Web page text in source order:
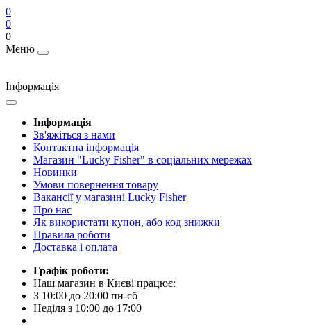
0
0
0
Меню
Інформація
Інформація
Зв'яжіться з нами
Контактна інформація
Магазин "Lucky Fisher" в соціальних мережах
Новинки
Умови повернення товару
Вакансії у магазині Lucky Fisher
Про нас
Як використати купон, або код знижки
Правила роботи
Доставка і оплата
Графік роботи:
Наш магазин в Києві працює:
З 10:00 до 20:00 пн-сб
Неділя з 10:00 до 17:00